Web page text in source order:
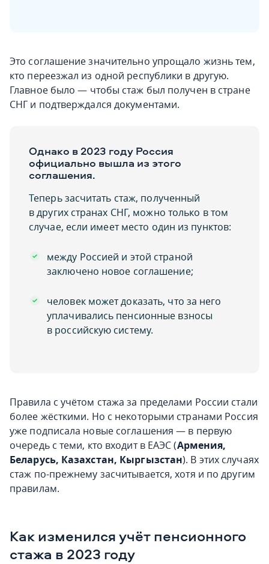
Это соглашение значительно упрощало жизнь тем,
кто переезжал из одной республики в другую.
Главное было — чтобы стаж был получен в стране
СНГ и подтверждался документами.
Однако в 2023 году Россия
официально вышла из этого
соглашения.
Теперь засчитать стаж, полученный
в других странах СНГ, можно только в том
случае, если имеет место один из пунктов:
между Россией и этой страной
заключено новое соглашение;
человек может доказать, что за него
уплачивались пенсионные взносы
в российскую систему.
Правила с учётом стажа за пределами России стали
более жёсткими. Но с некоторыми странами Россия
уже подписала новые соглашения — в первую
очередь с теми, кто входит в ЕАЭС (Армения,
Беларусь, Казахстан, Кыргызстан). В этих случаях
стаж по-прежнему засчитывается, хотя и по другим
правилам.
Как изменился учёт пенсионного
стажа в 2023 году